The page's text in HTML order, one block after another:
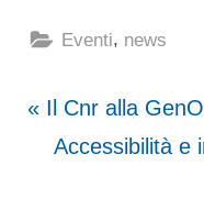
Eventi, news
P
Il Cnr alla
N
Accessibilità e